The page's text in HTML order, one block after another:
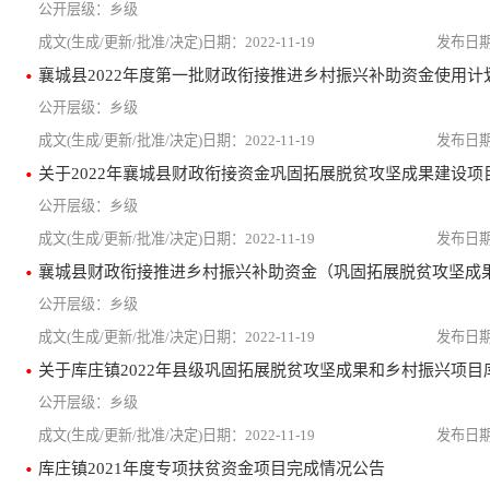
乡级
2022-11-19
襄城县2022年度第一批财政衔接推进乡村振兴补助资金使用计
乡级
2022-11-19
关于2022年襄城县财政衔接资金巩固拓展脱贫攻坚成果建设项
乡级
2022-11-19
乡级
2022-11-19
关于库庄镇2022年县级巩固拓展脱贫攻坚成果和乡村振兴项目
乡级
2022-11-19
库庄镇2021年度专项扶贫资金项目完成情况公告